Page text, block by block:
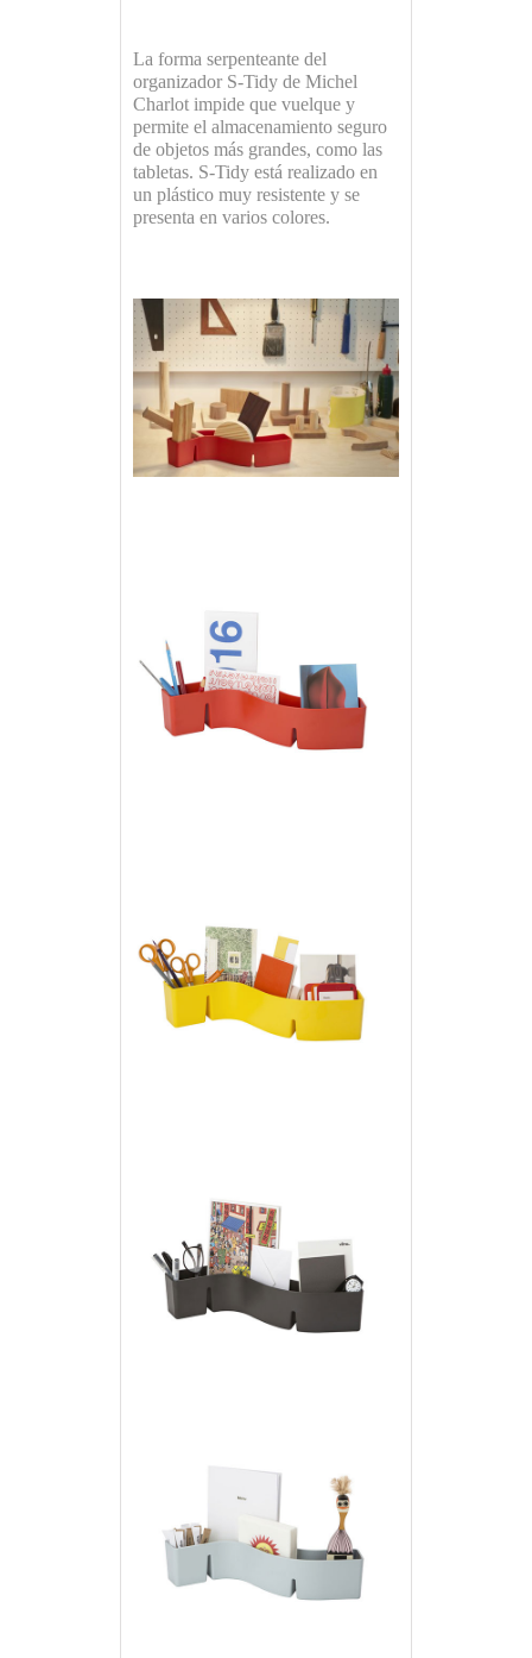
La forma serpenteante del
organizador S-Tidy de Michel
Charlot impide que vuelque y
permite el almacenamiento seguro
de objetos más grandes, como las
tabletas. S-Tidy está realizado en
un plástico muy resistente y se
presenta en varios colores.